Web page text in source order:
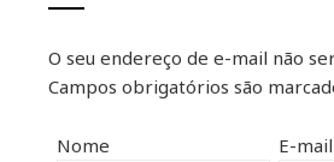
O seu endereço de e-mail não
Campos obrigatórios são
Nome E-mail